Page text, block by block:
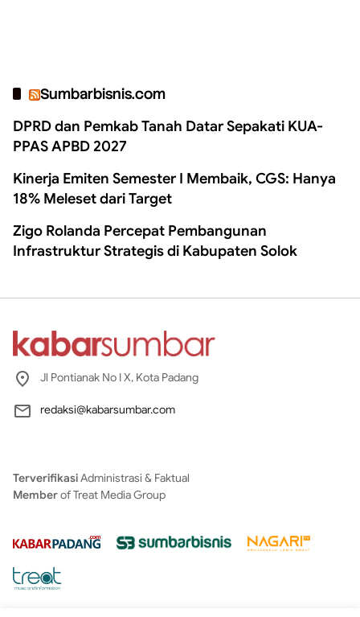
Sumbarbisnis.com
DPRD dan Pemkab Tanah Datar Sepakati KUA-
PPAS APBD 2027
Kinerja Emiten Semester I Membaik, CGS: Hanya
18% Meleset dari Target
Zigo Rolanda Percepat Pembangunan
Infrastruktur Strategis di Kabupaten Solok
Jl Pontianak No I X, Kota Padang
redaksi@kabarsumbar.com
TerverifikasiAdministrasi & Faktual
Memberof Treat Media Group